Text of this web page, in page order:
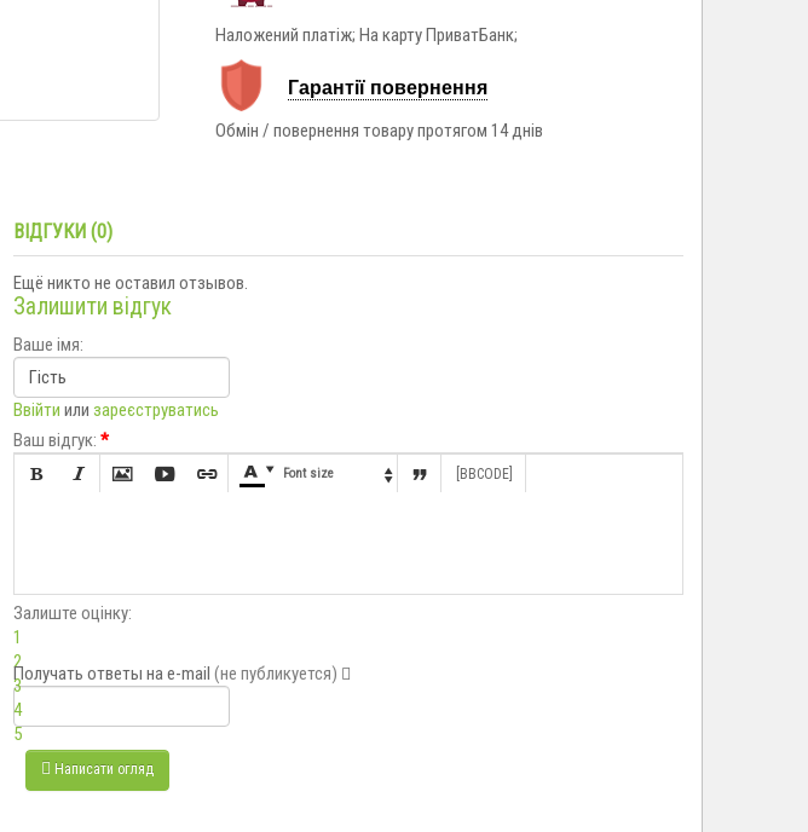
Наложений платіж; На карту ПриватБанк;
Гарантії повернення
Обмін / повернення товару протягом 14 днів
ВІДГУКИ (0)
Ещё никто не оставил отзывов.
Залишити відгук
Ваше імя:
Ввійти или зареєструватись
Ваш відгук: *

      Font size   [BBCODE]
Залиште оцінку:
1
2
3
4
5
Получать ответы на e-mail (не публикуется)
Написати огляд